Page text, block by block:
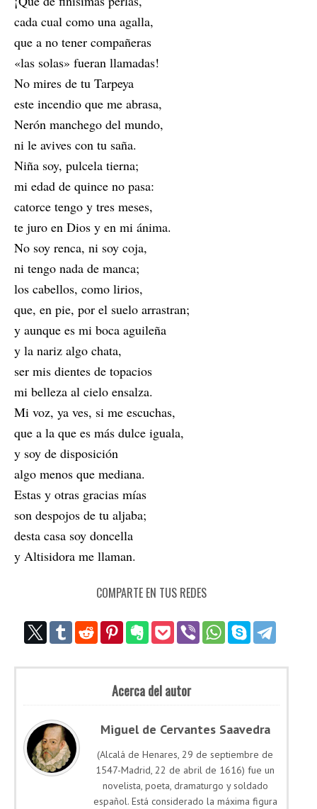
cada cual como una agalla,
que a no tener compañeras
«las solas» fueran llamadas!
No mires de tu Tarpeya
este incendio que me abrasa,
Nerón manchego del mundo,
ni le avives con tu saña.
Niña soy, pulcela tierna;
mi edad de quince no pasa:
catorce tengo y tres meses,
te juro en Dios y en mi ánima.
No soy renca, ni soy coja,
ni tengo nada de manca;
los cabellos, como lirios,
que, en pie, por el suelo arrastran;
y aunque es mi boca aguileña
y la nariz algo chata,
ser mis dientes de topacios
mi belleza al cielo ensalza.
Mi voz, ya ves, si me escuchas,
que a la que es más dulce iguala,
y soy de disposición
algo menos que mediana.
Estas y otras gracias mías
son despojos de tu aljaba;
desta casa soy doncella
y Altisidora me llaman.
COMPARTE EN TUS REDES
Acerca del autor
Miguel de Cervantes Saavedra
(Alcalá de Henares,​ 29 de septiembre de
1547-Madrid, 22 de abril​ de 1616) fue un
novelista, poeta, dramaturgo y soldado
español. Está considerado la máxima figura